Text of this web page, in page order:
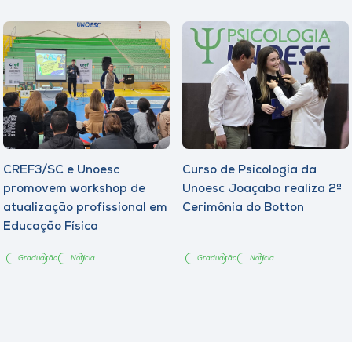
CREF3/SC e Unoesc
promovem workshop de
atualização profissional em
Educação Física
Graduação Notícia
Curso de Psicologia da
Unoesc Joaçaba realiza 2ª
Cerimônia do Botton
Graduação Notícia